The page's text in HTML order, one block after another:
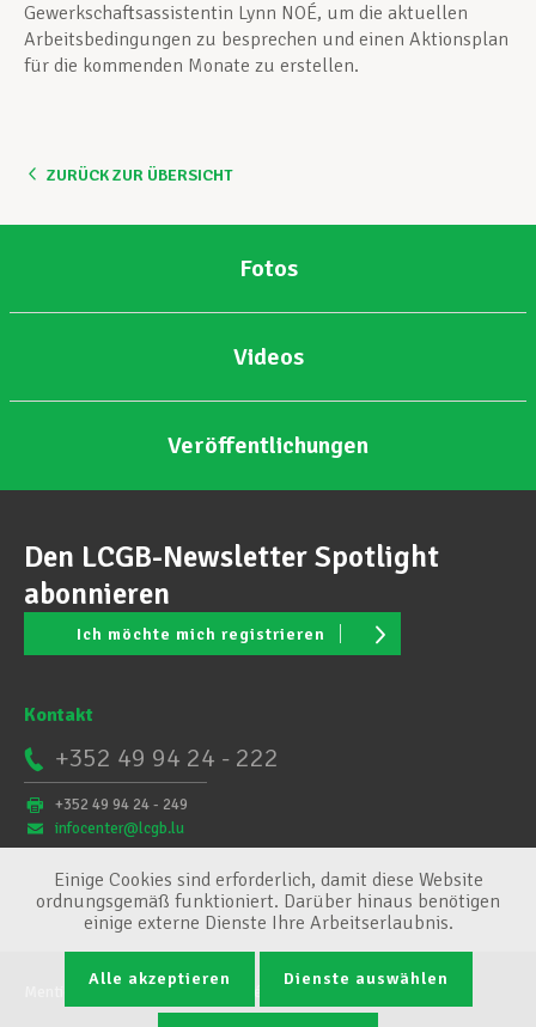
Gewerkschaftsassistentin Lynn NOÉ, um die aktuellen
Arbeitsbedingungen zu besprechen und einen Aktionsplan
für die kommenden Monate zu erstellen.
ZURÜCK ZUR ÜBERSICHT
Fotos
Videos
Veröffentlichungen
Den LCGB-Newsletter Spotlight
abonnieren
Ich möchte mich registrieren
Kontakt
+352 49 94 24 - 222
+352 49 94 24 - 249
infocenter@lcgb.lu
Conditions générales
Einige Cookies sind erforderlich, damit diese Website
ordnungsgemäß funktioniert. Darüber hinaus benötigen
einige externe Dienste Ihre Arbeitserlaubnis.
Alle akzeptieren Dienste auswählen